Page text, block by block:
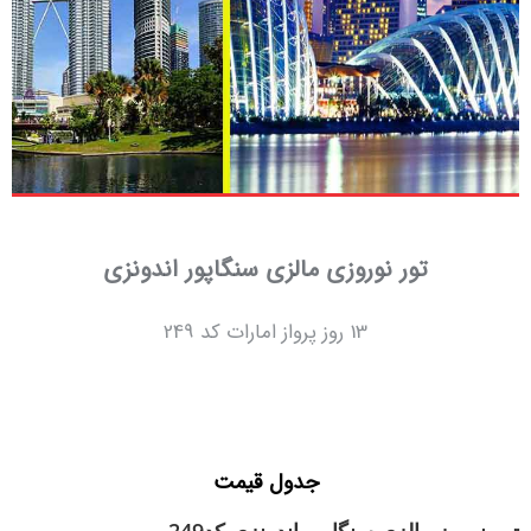
تور نوروزی مالزی سنگاپور اندونزی
13 روز پرواز امارات کد 249
جدول قیمت